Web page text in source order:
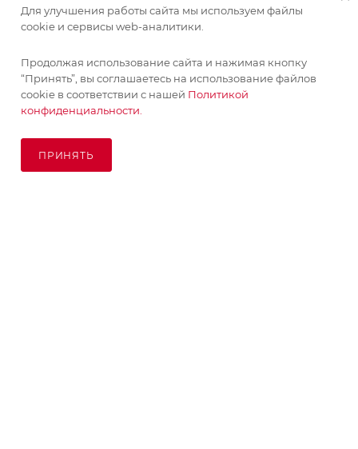
Для улучшения работы сайта мы используем файлы
cookie и сервисы web-аналитики.
Продолжая использование сайта и нажимая кнопку
“Принять”, вы соглашаетесь на использование файлов
cookie в соответствии с нашей Политикой
конфиденциальности.
ПРИНЯТЬ